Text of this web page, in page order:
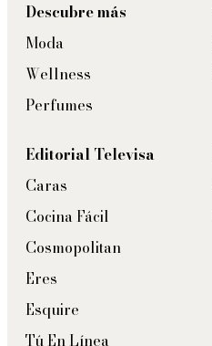
Descubre más
Moda
Wellness
Perfumes
Editorial Televisa
Caras
Cocina Fácil
Cosmopolitan
Eres
Esquire
Tú En Línea